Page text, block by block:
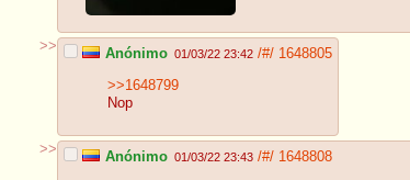
>> Anónimo 01/03/22 23:42 /#/ 1648805
>>1648799
Nop
>> Anónimo 01/03/22 23:43 /#/ 1648808